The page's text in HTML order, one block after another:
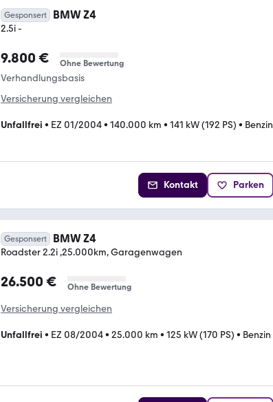
Gesponsert BMW Z4
2.5i -
9.800 € Ohne Bewertung
Verhandlungsbasis
Versicherung vergleichen
Unfallfrei • EZ 01/2004• 140.000 km • 141 kW (192 PS) • Benzin
Kontakt Parken
Gesponsert BMW Z4
Roadster 2.2i ,25.000km, Garagenwagen
26.500 € Ohne Bewertung
Versicherung vergleichen
Unfallfrei • EZ 08/2004• 25.000 km • 125 kW (170 PS) • Benzin